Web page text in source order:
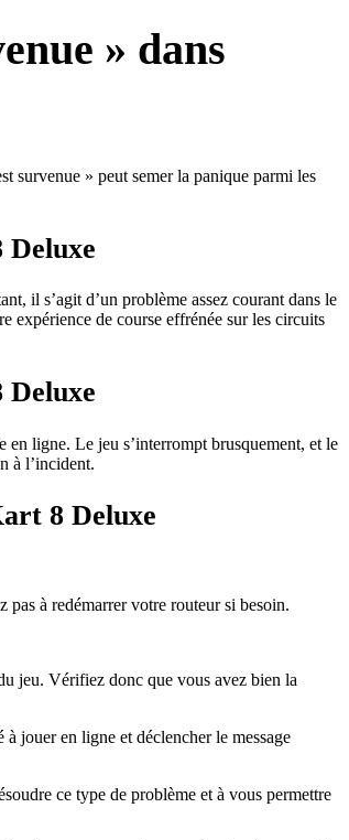
» dans
survenue » peut semer la panique parmi les
Deluxe
il s’agit d’un problème assez courant dans le
expérience de course effrénée sur les circuits
Deluxe
en ligne. Le jeu s’interrompt brusquement, et le
à l’incident.
8 Deluxe
pas à redémarrer votre routeur si besoin.
jeu. Vérifiez donc que vous avez bien la
jouer en ligne et déclencher le message
ce type de problème et à vous permettre